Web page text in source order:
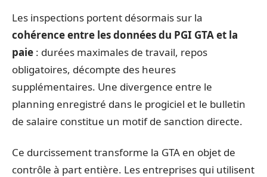
Les inspections portent désormais sur la
cohérence entre les données du PGI GTA et la
paie : durées maximales de travail, repos
obligatoires, décompte des heures
supplémentaires. Une divergence entre le
planning enregistré dans le progiciel et le bulletin
de salaire constitue un motif de sanction directe.
Ce durcissement transforme la GTA en objet de
contrôle à part entière. Les entreprises qui utilisent